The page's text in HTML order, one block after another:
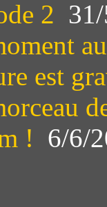
2
est
! 6/6/